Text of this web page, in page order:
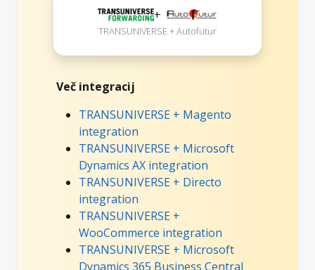
+
TRANSUNIVERSE + Autofutur
Več integracij
TRANSUNIVERSE + Magento
integration
TRANSUNIVERSE + Microsoft
Dynamics AX integration
TRANSUNIVERSE + Directo
integration
TRANSUNIVERSE +
WooCommerce integration
TRANSUNIVERSE + Microsoft
Dynamics 365 Business Central